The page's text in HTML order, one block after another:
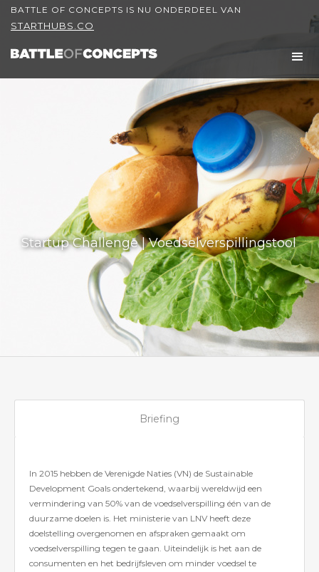
Startup Challenge | Voedselverspillingstool
BATTLE OF CONCEPTS IS NU ONDERDEEL VAN
STARTHUBS.CO
Briefing
In 2015 hebben de Verenigde Naties (VN) de Sustainable
Development Goals ondertekend, waarbij wereldwijd een
vermindering van 50% van de voedselverspilling één van de
duurzame doelen is. Het ministerie van LNV heeft deze
doelstelling overgenomen en afspraken gemaakt om
voedselverspilling tegen te gaan. Uiteindelijk is het aan de
consumenten en het bedrijfsleven om minder voedsel te